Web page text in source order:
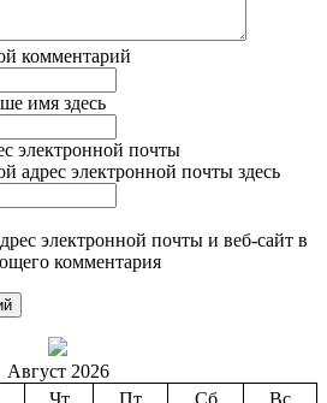
комментарий
имя здесь
электронной почты
адрес электронной почты здесь
электронной почты и веб-сайт в
комментария
Август 2026
Чт Пт Сб Вс